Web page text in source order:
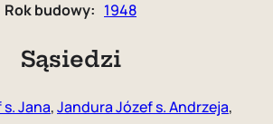
Rok budowy: 1948
Sąsiedzi
Jana,Jandura Józef s. Andrzeja,